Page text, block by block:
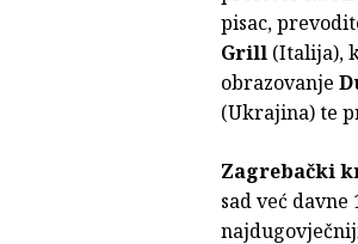
pisac,
Grill (Italija),
obrazovanje
(Ukrajina) te
Zagrebački
sad već